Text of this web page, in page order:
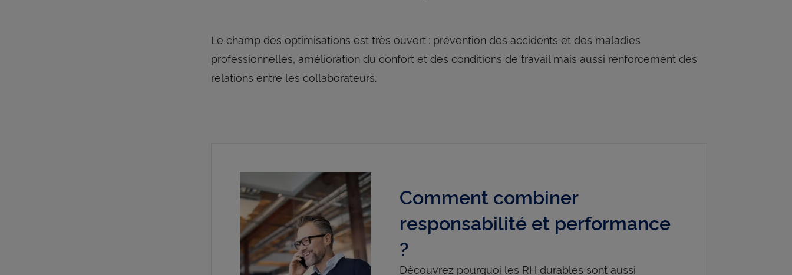
Le champ des optimisations est très ouvert : prévention des accidents et des maladies
professionnelles, amélioration du confort et des conditions de travail mais aussi renforcement des
relations entre les collaborateurs.
Comment combiner
responsabilité et performance
?
Découvrez pourquoi les RH durables sont aussi